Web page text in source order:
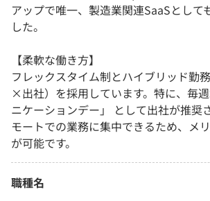
アップで唯一、製造業関連SaaSとして
した。
【柔軟な働き方】
フレックスタイム制とハイブリッド勤
×出社）を採用しています。特に、毎
ニケーションデー」 として出社が推奨
モートでの業務に集中できるため、メ
が可能です。
職種名